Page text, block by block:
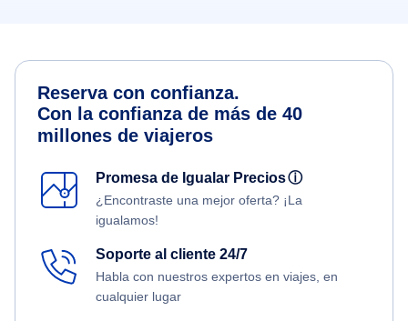
Reserva con confianza.
Con la confianza de más de 40
millones de viajeros
Promesa de Igualar Preciosⓘ
¿Encontraste una mejor oferta? ¡La
igualamos!
Soporte al cliente 24/7
Habla con nuestros expertos en viajes, en
cualquier lugar